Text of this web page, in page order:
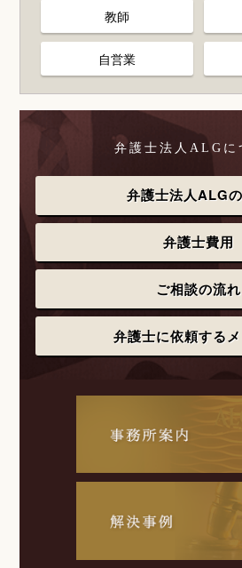
教師
自営業
弁護士法人ALGに
弁護士法人ALG
弁護士費用
ご相談の流れ
弁護士に依頼する